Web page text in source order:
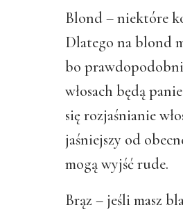
Blond – niektóre
Dlatego na blond
bo
włosach będą
się rozjaśnianie
jaśniejszy od
mogą wyjść rude.
Brąz – jeśli masz